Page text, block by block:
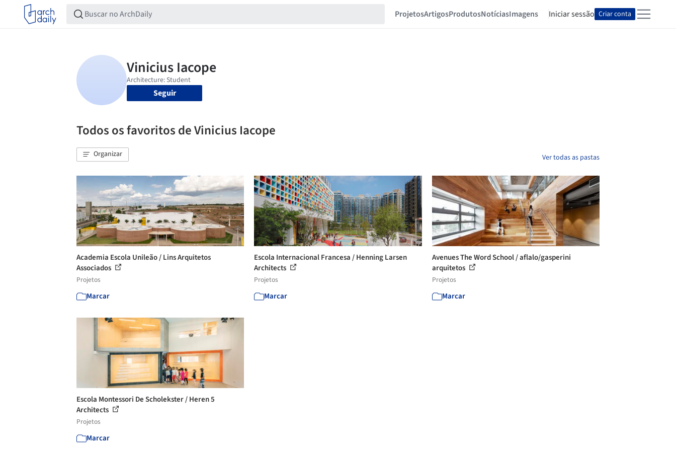
ProjetosArtigosProdutosNotíciasImagens Iniciar sessão Criar conta
Seguir
Todos os favoritos de Vinicius Iacope
Organizar Ver todas as pastas
Academia Escola Unileão / Lins Arquitetos
Associados
Projetos
Marcar
Escola Internacional Francesa / Henning Larsen
Architects
Projetos
Marcar
Avenues The Word School / aflalo/gasperini
arquitetos
Projetos
Marcar
Escola Montessori De Scholekster / Heren 5
Architects
Projetos
Marcar